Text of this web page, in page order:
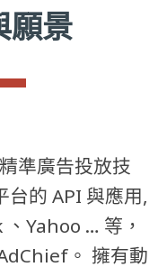
願景
準廣告投放技
的 API 與應用,
Yahoo … 等，
。 擁有動